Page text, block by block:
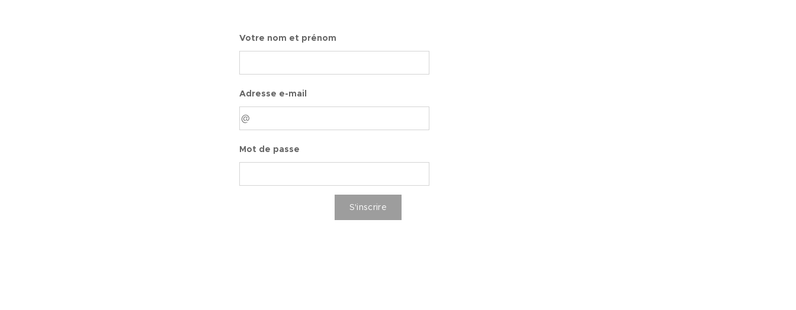
Votre nom et prénom
Adresse e-mail
Mot de passe
S'inscrire